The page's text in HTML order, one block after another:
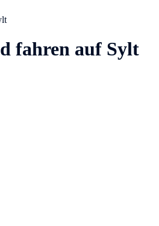
fahren auf Sylt